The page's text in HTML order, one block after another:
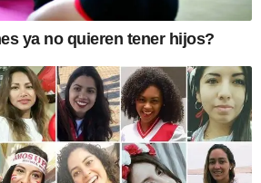
ya no quieren tener hijos?